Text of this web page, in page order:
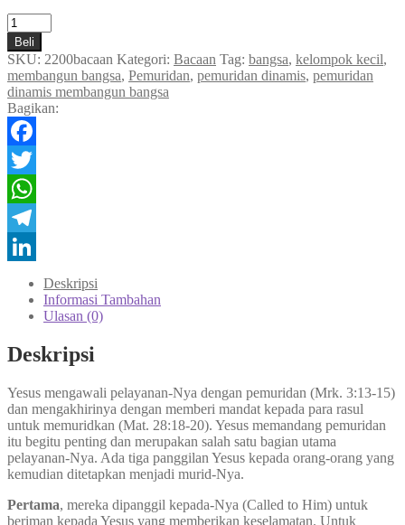
Kuantitas
Pemuridan
Dinamis
Membangun
Bangsa
Beli
SKU: 2200bacaan Kategori: Bacaan Tag: bangsa, kelompok kecil,
membangun bangsa, Pemuridan, pemuridan dinamis, pemuridan
dinamis membangun bangsa
Bagikan:
Facebook
Twitter
WhatsApp
Telegram
LinkedIn
Deskripsi
Informasi Tambahan
Ulasan (0)
Deskripsi
Yesus mengawali pelayanan-Nya dengan pemuridan (Mrk. 3:13-15)
dan mengakhirinya dengan memberi mandat kepada para rasul
untuk memuridkan (Mat. 28:18-20). Yesus memandang pemuridan
itu begitu penting dan merupakan salah satu bagian utama
pelayanan-Nya. Ada tiga panggilan Yesus kepada orang-orang yang
kemudian ditetapkan menjadi murid-Nya.
Pertama, mereka dipanggil kepada-Nya (Called to Him) untuk
beriman kepada Yesus yang memberikan keselamatan. Untuk